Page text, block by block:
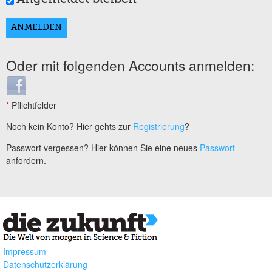
Oder mit folgenden Accounts anmelden:
Login with Facebook
* Pflichtfelder
Noch kein Konto? Hier gehts zur Registrierung?
Passwort vergessen? Hier können Sie eine neues Passwort
anfordern.
Impressum
Datenschutzerklärung